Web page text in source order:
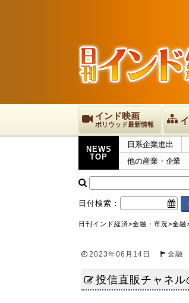
インド映画
ボリウッド最新情報
NEWS
TOP
日系企業進出
他の産業・企業
日付検索：
日刊インド経済>金融・市況 >金融
2023年06月14日 金融
投信直販チャネ